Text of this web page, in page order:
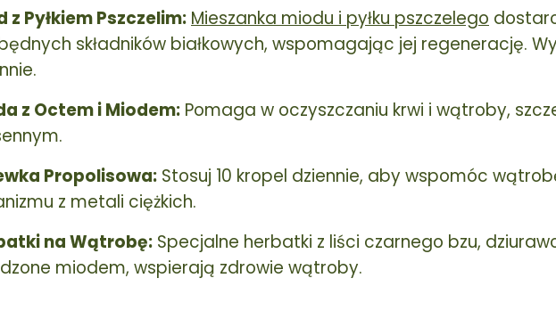
z Pyłkiem Pszczelim: Mieszanka miodu i pyłku pszczelego
składników białkowych, wspomagając jej regenerację.
z Octem i Miodem: Pomaga w oczyszczaniu krwi i wątroby,
Propolisowa: Stosuj 10 kropel dziennie, aby wspomóc
z metali ciężkich.
na Wątrobę: Specjalne herbatki z liści czarnego bzu,
miodem, wspierają zdrowie wątroby.